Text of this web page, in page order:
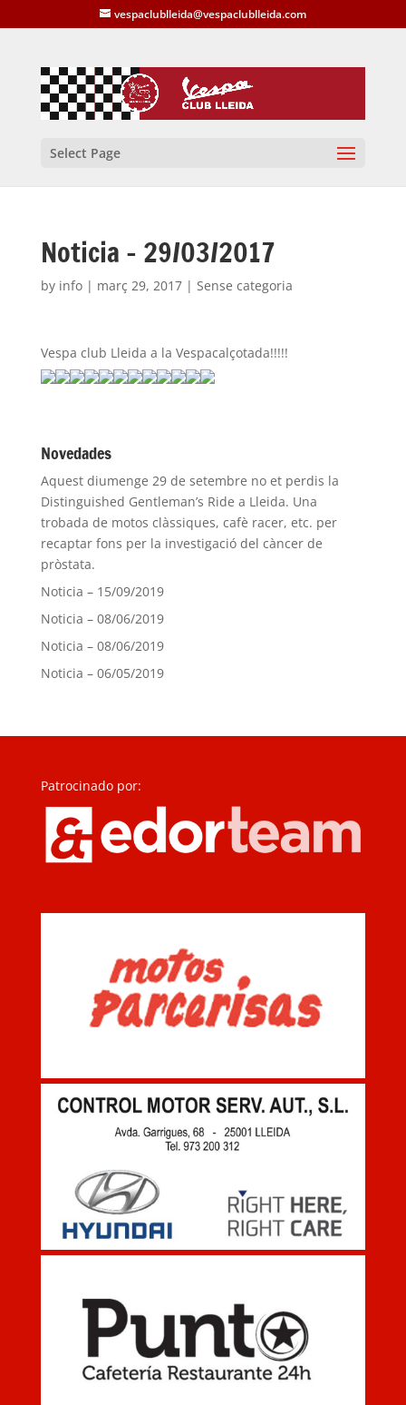
vespaclublleida@vespaclublleida.com
Select Page
Noticia – 29/03/2017
by info| març 29, 2017| Sense categoria
Vespa club Lleida a la Vespacalçotada!!!!!
Novedades
Aquest diumenge 29 de setembre no et perdis la
Distinguished Gentleman’s Ride a Lleida. Una
trobada de motos clàssiques, cafè racer, etc. per
recaptar fons per la investigació del càncer de
pròstata.
Noticia – 15/09/2019
Noticia – 08/06/2019
Noticia – 08/06/2019
Noticia – 06/05/2019
Patrocinado por: